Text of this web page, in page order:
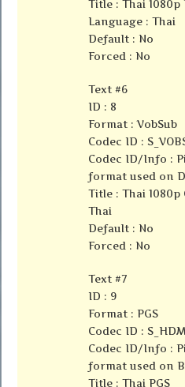
Title : Thai 1080p
Language : Thai
Default : No
Forced : No
Text #6
ID : 8
Format : VobSub
Codec ID :
Codec ID/Info :
format used on
Title : Thai 1080p
Thai
Default : No
Forced : No
Text #7
ID : 9
Format : PGS
Codec ID :
Codec ID/Info :
format used on
Title : Thai PGS